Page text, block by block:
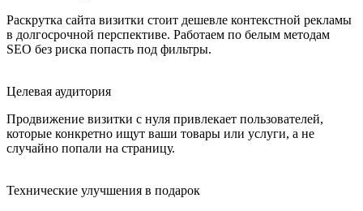
Раскрутка сайта визитки стоит дешевле контекстной рекламы
в долгосрочной перспективе. Работаем по белым методам
SEO без риска попасть под фильтры.
Целевая аудитория
Продвижение визитки с нуля привлекает пользователей,
которые конкретно ищут ваши товары или услуги, а не
случайно попали на страницу.
Технические улучшения в подарок